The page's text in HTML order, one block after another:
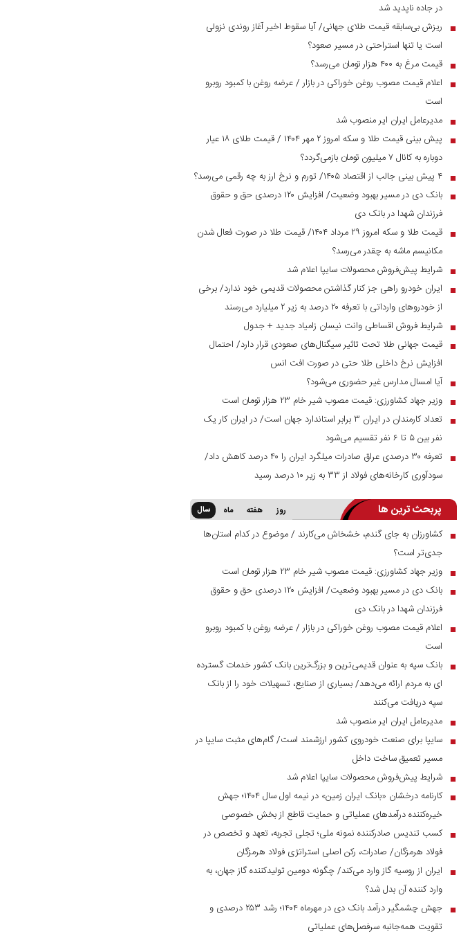
در جاده ناپدید شد
■
ریزش بی‌سابقه قیمت طلای جهانی/ آیا سقوط اخیر آغاز روندی نزولی
است یا تنها استراحتی در مسیر صعود؟
■ قیمت مرغ به ۴۰۰ هزار تومان می‌رسد؟
■
اعلام قیمت مصوب روغن خوراکی در بازار / عرضه روغن با کمبود روبرو
است
■ مدیرعامل ایران ایر منصوب شد
■
پیش بینی قیمت طلا و سکه امروز ۲ مهر ۱۴۰۴ / قیمت طلای ۱۸ عیار
دوباره به کانال ۷ میلیون تومان بازمی‌گردد؟
■ ۴ پیش بینی جالب از اقتصاد ۱۴۰۵/ تورم و نرخ ارز به چه رقمی می‌رسد؟
■
بانک دی در مسیر بهبود وضعیت/ افزایش ۱۲۰ درصدی حق و حقوق
فرزندان شهدا در بانک دی
■
قیمت طلا و سکه امروز ۲۹ مرداد ۱۴۰۴/ قیمت طلا در صورت فعال شدن
مکانیسم ماشه به چقدر می‌رسد؟
■ شرایط پیش‌فروش محصولات سایپا اعلام شد
■
ایران خودرو راهی جز کنار گذاشتن محصولات قدیمی خود ندارد/ برخی
از خودرو‌های وارداتی با تعرفه ۲۰ درصد به زیر ۲ میلیارد می‌رسند
■ شرایط فروش اقساطی وانت نیسان زامیاد جدید + جدول
■ قیمت جهانی طلا تحت تاثیر سیگنال‌های صعودی قرار دارد/ احتمال
افزایش نرخ داخلی طلا حتی در صورت افت انس
■ آیا امسال مدارس غیر حضوری می‌شود؟
■ وزیر جهاد کشاورزی: قیمت مصوب شیر خام ۲۳ هزار تومان است
■
تعداد کارمندان در ایران ۳ برابر استاندارد جهان است/ در ایران کار یک
نفر بین ۵ تا ۶ نفر تقسیم می‌شود
■
تعرفه ۳۰ درصدی عراق صادرات میلگرد ایران را ۴۰ درصد کاهش داد/
سودآوری کارخانه‌های فولاد از ۳۳ به زیر ۱۰ درصد رسید
پربحث ترین ها روز هفته ماه سال
■ کشاورزان به جای گندم، خشخاش می‌کارند / موضوع در کدام استان‌ها
جدی‌تر است؟
■ وزیر جهاد کشاورزی: قیمت مصوب شیر خام ۲۳ هزار تومان است
■
بانک دی در مسیر بهبود وضعیت/ افزایش ۱۲۰ درصدی حق و حقوق
فرزندان شهدا در بانک دی
■
اعلام قیمت مصوب روغن خوراکی در بازار / عرضه روغن با کمبود روبرو
است
■ بانک سپه به عنوان قدیمی‌ترین و بزرگ‌ترین بانک کشور خدمات گسترده
ای به مردم ارائه می‌دهد/ بسیاری از صنایع، تسهیلات خود را از بانک
سپه دریافت می‌کنند
■ مدیرعامل ایران ایر منصوب شد
■ سایپا برای صنعت خودروی کشور ارزشمند است/ گام‌های مثبت سایپا در
مسیر تعمیق ساخت داخل
■ شرایط پیش‌فروش محصولات سایپا اعلام شد
■
کارنامه درخشان «بانک ایران زمین» در نیمه اول سال ۱۴۰۴؛ جهش
خیره‌کننده درآمد‌های عملیاتی و حمایت قاطع از بخش خصوصی
■ کسب تندیس صادرکننده نمونه ملی؛ تجلی تجربه، تعهد و تخصص در
فولاد هرمزگان/ صادرات، رکن اصلی استراتژی فولاد هرمزگان
■
ایران از روسیه گاز وارد می‌کند/ چگونه دومین تولیدکننده گاز جهان، به
وارد کننده آن بدل شد؟
■
جهش چشمگیر درآمد بانک دی در مهرماه ۱۴۰۴؛ رشد ۲۵۳ درصدی و
تقویت همه‌جانبه سرفصل‌های عملیاتی